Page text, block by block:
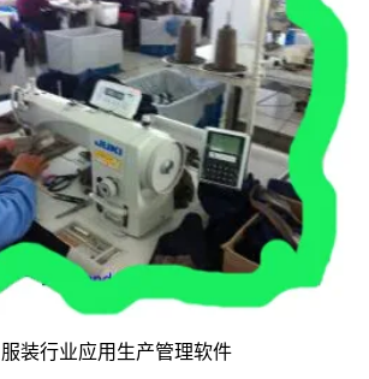
服装行业应用生产管理软件